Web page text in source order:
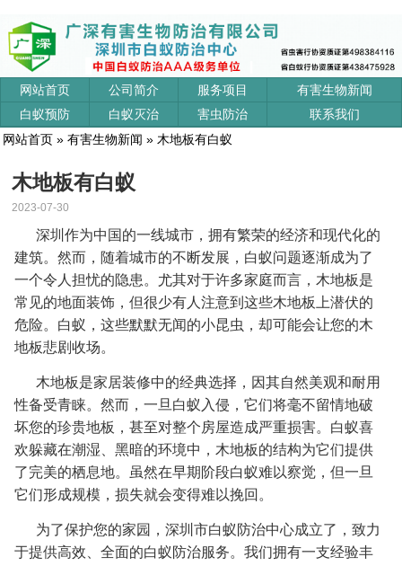
网站首页 公司简介 服务项目
有害生物新闻
白蚁预防
白蚁灭治 害虫防治
联系我们
网站首页 » 有害生物新闻 » 木地板有白蚁
木地板有白蚁
2023-07-30
深圳作为中国的一线城市，拥有繁荣的经济和现代化的
建筑。然而，随着城市的不断发展，白蚁问题逐渐成为了
一个令人担忧的隐患。尤其对于许多家庭而言，木地板是
常见的地面装饰，但很少有人注意到这些木地板上潜伏的
危险。白蚁，这些默默无闻的小昆虫，却可能会让您的木
地板悲剧收场。
木地板是家居装修中的经典选择，因其自然美观和耐用
性备受青睐。然而，一旦白蚁入侵，它们将毫不留情地破
坏您的珍贵地板，甚至对整个房屋造成严重损害。白蚁喜
欢躲藏在潮湿、黑暗的环境中，木地板的结构为它们提供
了完美的栖息地。虽然在早期阶段白蚁难以察觉，但一旦
它们形成规模，损失就会变得难以挽回。
为了保护您的家园，深圳市白蚁防治中心成立了，致力
于提供高效、全面的白蚁防治服务。我们拥有一支经验丰